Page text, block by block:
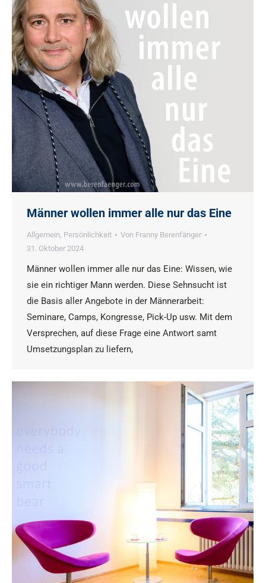
Männer wollen immer alle nur das Eine
Allgemein, Persönlichkeit Von Franny Berenfänger
31. Oktober 2024
Männer wollen immer alle nur das Eine: Wissen, wie
sie ein richtiger Mann werden. Diese Sehnsucht ist
die Basis aller Angebote in der Männerarbeit:
Seminare, Camps, Kongresse, Pick-Up usw. Mit dem
Versprechen, auf diese Frage eine Antwort samt
Umsetzungsplan zu liefern,